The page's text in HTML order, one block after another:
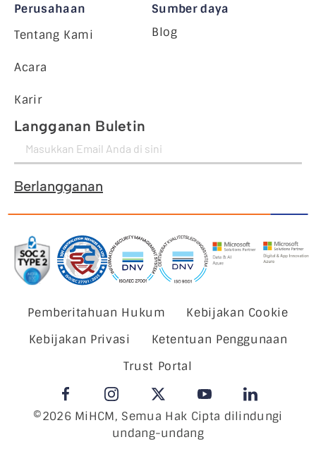
Perusahaan
Tentang Kami
Acara
Karir
Sumber daya
Blog
Langganan Buletin
Berlangganan
Pemberitahuan Hukum
Kebijakan Cookie
Kebijakan Privasi
Ketentuan Penggunaan
Trust Portal
©2026 MiHCM, Semua Hak Cipta dilindungi
undang-undang